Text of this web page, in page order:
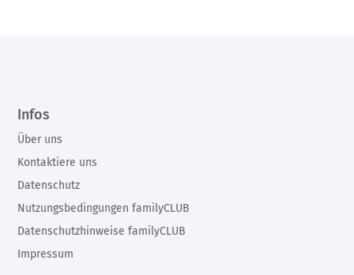
Infos
Über uns
Kontaktiere uns
Datenschutz
Nutzungsbedingungen familyCLUB
Datenschutzhinweise familyCLUB
Impressum